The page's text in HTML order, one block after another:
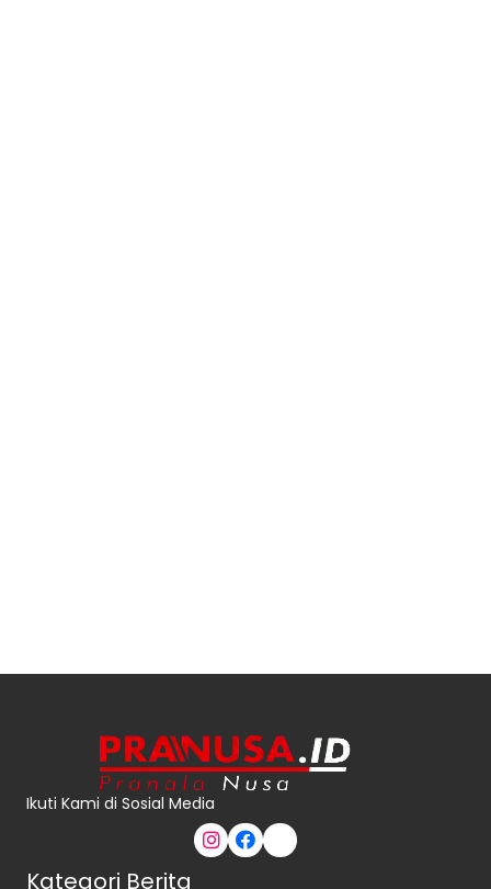
Ikuti Kami di Sosial Media
Kategori Berita